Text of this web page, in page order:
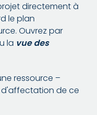
directement à
le plan
Ouvrez par
la vue des
ressource –
d'affectation de ce